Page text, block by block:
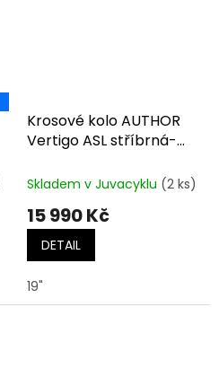
Krosové kolo AUTHOR
Vertigo ASL stříbrná-
Skladem v Juvacyklu (2 ks)
15 990 Kč
DETAIL
19"